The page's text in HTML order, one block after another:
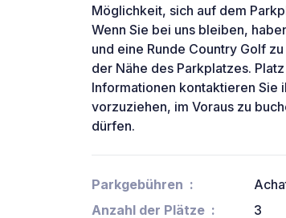
Möglichkeit, sich auf dem
Wenn Sie bei uns bleiben,
und eine Runde Country Golf
der Nähe des Parkplatzes.
Informationen kontaktieren Sie
vorzuziehen, im Voraus zu
dürfen.
Parkgebühren
Anzahl der Plätze
3